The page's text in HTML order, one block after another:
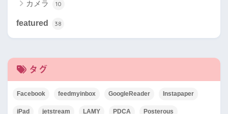
カメラ 10
featured 38
タグ
Facebook feedmyinbox GoogleReader Instapaper
iPad jetstream LAMY PDCA Posterous